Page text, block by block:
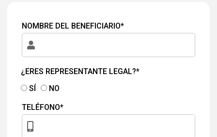
NOMBRE DEL BENEFICIARIO*
¿ERES REPRESENTANTE LEGAL?*
SÍ
NO
TELÉFONO*